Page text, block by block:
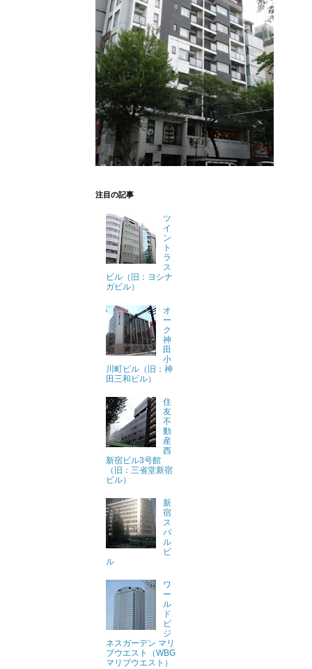
注目の記事
ツ
イ
ン
ト
ラ
ス
ビル（旧：ヨシナ
ガビル）
オ
ー
ク
神
田
小
川町ビル（旧：神
田三和ビル）
住
友
不
動
産
西
新宿ビル3号館
（旧：三省堂新宿
ビル）
新
宿
ス
バ
ル
ビ
ル
ワ
ー
ル
ド
ビ
ジ
ネスガーデン マリ
ブウエスト（WBG
マリブウエスト）